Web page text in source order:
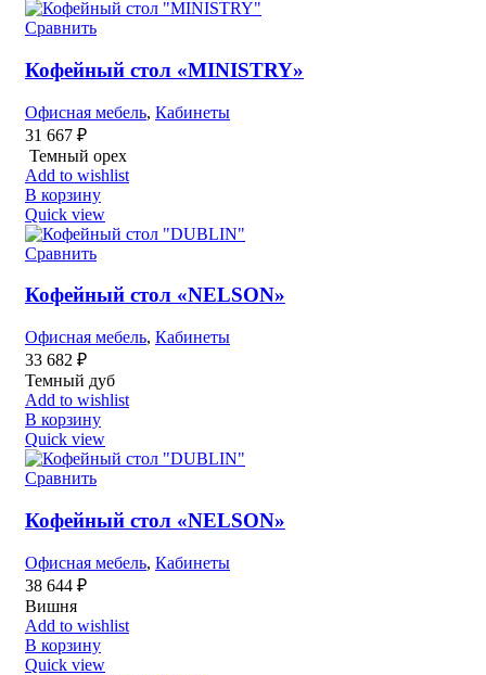
Сравнить
Кофейный стол «MINISTRY»
Офисная мебель, Кабинеты
31 667 ₽
Темный орех
Add to wishlist
В корзину
Quick view
Сравнить
Кофейный стол «NELSON»
Офисная мебель, Кабинеты
33 682 ₽
Темный дуб
Add to wishlist
В корзину
Quick view
Сравнить
Кофейный стол «NELSON»
Офисная мебель, Кабинеты
38 644 ₽
Вишня
Add to wishlist
В корзину
Quick view